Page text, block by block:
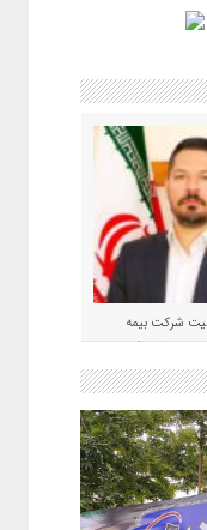
شرکت بیمه
حکمت صبا در سال ۱۴۰۵ کامل می